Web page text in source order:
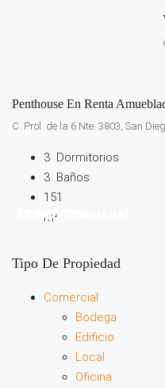
$3,696,000
$4,200,000
$26,000/mensual
Penthouse En Renta
C. Prol. de la 6 Nte. 3803, San
3 Dormitorios
3 Baños
151
m²
Tipo De Propiedad
Comercial
Bodega
Edificio
Local
Oficina